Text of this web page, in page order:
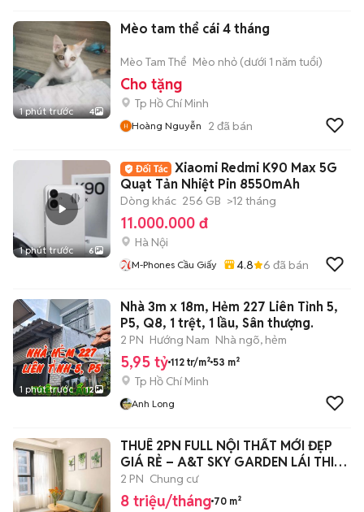
1 phút trước 4
Mèo tam thể cái 4 tháng
Mèo Tam Thể Mèo nhỏ (dưới 1 năm tuổi)
Cho tặng
Tp Hồ Chí Minh
Hoàng Nguyễn 2 đã bán
1 phút trước 6
Xiaomi Redmi K90 Max 5G
Quạt Tản Nhiệt Pin 8550mAh
Dòng khác 256 GB >12 tháng
11.000.000 đ
Hà Nội
M-Phones Cầu Giấy 4.8 6 đã bán
1 phút trước 12
Nhà 3m x 18m, Hẻm 227 Liên Tỉnh 5,
P5, Q8, 1 trệt, 1 lầu, Sân thượng.
2 PN Hướng Nam Nhà ngõ, hẻm
5,95 tỷ 112 tr/m² 53 m²
Tp Hồ Chí Minh
Anh Long
THUÊ 2PN FULL NỘI THẤT MỚI ĐẸP
GIÁ RẺ – A&T SKY GARDEN LÁI THIÊU
8TR
2 PN Chung cư
8 triệu/tháng 70 m²